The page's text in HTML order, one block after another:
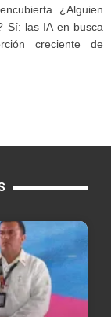
¿Alguien
Sí: las IA en busca
creciente de